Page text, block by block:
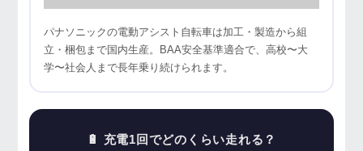
パナソニックの電動アシスト自転車は加工・製造から組
立・梱包まで国内生産。BAA安全基準適合で、高校〜大
学〜社会人まで長年乗り続けられます。
🔋 充電1回でどのくらい走れる？